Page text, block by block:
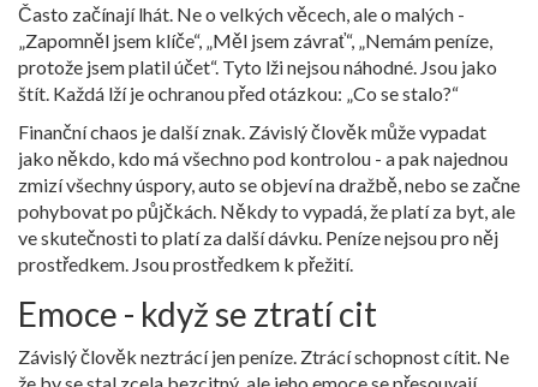
Často začínají lhát. Ne o velkých věcech, ale o malých -
„Zapomněl jsem klíče“, „Měl jsem závrať“, „Nemám peníze,
protože jsem platil účet“. Tyto lži nejsou náhodné. Jsou jako
štít. Každá lží je ochranou před otázkou: „Co se stalo?“
Finanční chaos je další znak. Závislý člověk může vypadat
jako někdo, kdo má všechno pod kontrolou - a pak najednou
zmizí všechny úspory, auto se objeví na dražbě, nebo se začne
pohybovat po půjčkách. Někdy to vypadá, že platí za byt, ale
ve skutečnosti to platí za další dávku. Peníze nejsou pro něj
prostředkem. Jsou prostředkem k přežití.
Emoce - když se ztratí cit
Závislý člověk neztrácí jen peníze. Ztrácí schopnost cítit. Ne
že by se stal zcela bezcitný, ale jeho emoce se přesouvají.